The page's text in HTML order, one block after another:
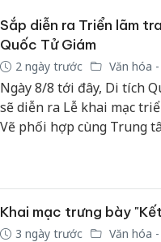
Sắp diễn ra Triển lãm
Quốc Tử Giám
2 ngày trước Văn hóa
Ngày 8/8 tới đây, Di tích
sẽ diễn ra Lễ khai mạc
Vẽ phối hợp cùng Trung
Khai mạc trưng bày
3 ngày trước Văn hóa